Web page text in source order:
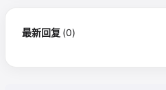
最新回复(0)